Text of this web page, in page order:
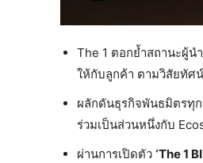
The 1 ตอกย้ำสถานะผู้น
ให้กับลูกค้า ตามวิสัยทัศน์
ผลักดันธุรกิจพันธมิตรทุก
ร่วมเป็นส่วนหนึ่งกับ
ผ่านการเปิดตัว ‘The 1